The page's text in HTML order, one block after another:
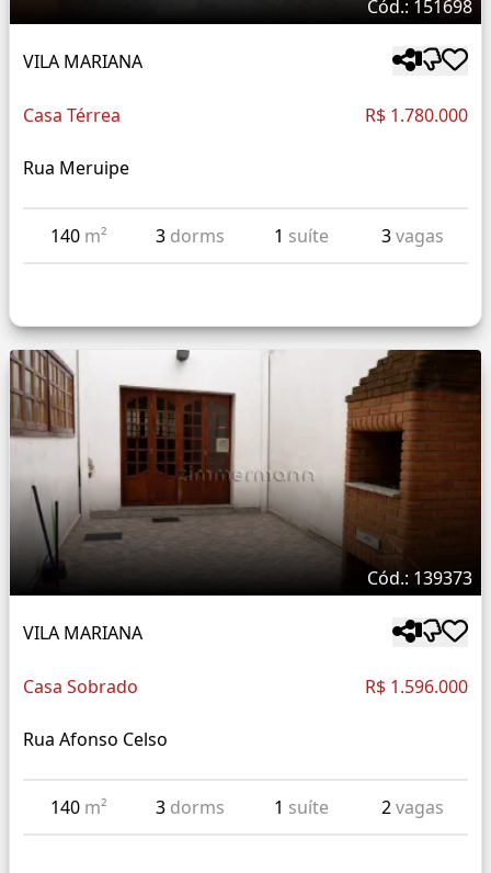
Cód.: 151698
VILA MARIANA
Casa Térrea R$ 1.780.000
Rua Meruipe
140 m² 3 dorms 1 suíte 3vagas
Cód.: 139373
VILA MARIANA
Casa Sobrado R$ 1.596.000
Rua Afonso Celso
140 m² 3 dorms 1 suíte 2vagas